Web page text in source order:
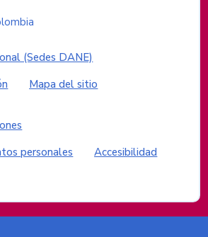
(Sedes DANE)
Mapa del sitio
sitio
personales
Accesibilidad
de Colombia